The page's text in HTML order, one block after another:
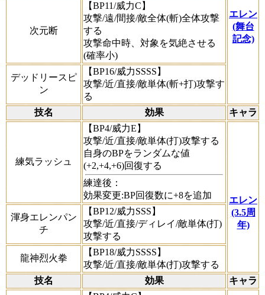
エレン
(舞台
記念)
次元断
【BP11/威力C】
攻撃/遠/間接/敵全体(斬)全体攻撃
する
攻撃命中時、対象を気絶させる
(確率小)
デッドリースピ
ン
【BP16/威力SSSS】
攻撃/近/直接/敵単体(斬+打)攻撃す
る
技名
効果 キャラ
練気ラッシュ
【BP4/威力E】
攻撃/近/直接/敵単体(打)攻撃する
自身のBPをランダムな値
(+2,+4,+6)回復する
練達後：
効果変更:BP回復数に+8を追加
エレン
(3.5周
年)
渾身エレンパン
チ
【BP12/威力SSS】
攻撃/近/直接/ディレイ/敵単体(打)
攻撃する
龍神烈火拳
【BP18/威力SSSS】
攻撃/近/直接/敵単体(打)攻撃する
技名
効果
キャラ